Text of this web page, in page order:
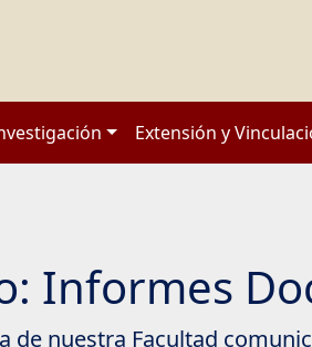
Extensión y
Informes
de nuestra Facultad